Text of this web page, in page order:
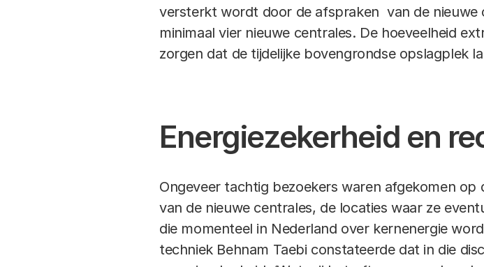
versterkt wordt door de afspraken van de nieuwe
minimaal vier nieuwe centrales. De hoeveelheid
zorgen dat de tijdelijke bovengrondse opslagplek
Energiezekerheid en
Ongeveer tachtig bezoekers waren afgekomen
van de nieuwe centrales, de locaties waar ze
die momenteel in Nederland over kernenergie
techniek Behnam Taebi constateerde dat in die